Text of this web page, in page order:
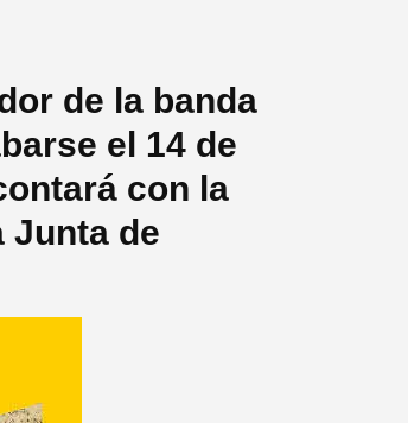
de la banda
el 14 de
con la
Junta de